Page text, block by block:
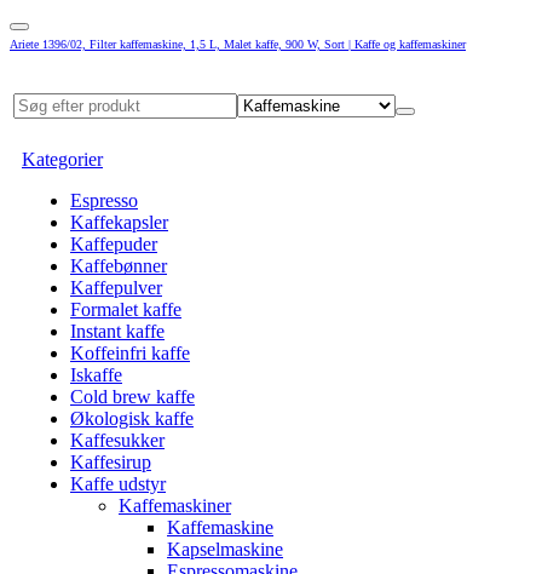
Ariete 1396/02, Filter kaffemaskine, 1,5 L, Malet kaffe, 900 W, Sort | Kaffe og kaffemaskiner
Kategorier
Espresso
Kaffekapsler
Kaffepuder
Kaffebønner
Kaffepulver
Formalet kaffe
Instant kaffe
Koffeinfri kaffe
Iskaffe
Cold brew kaffe
Økologisk kaffe
Kaffesukker
Kaffesirup
Kaffe udstyr
Kaffemaskiner
Kaffemaskine
Kapselmaskine